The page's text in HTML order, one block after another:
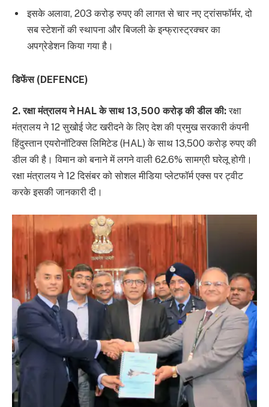
इसके अलावा, 203 करोड़ रुपए की लागत से चार नए ट्रांसफॉर्मर, दो
सब स्टेशनों की स्थापना और बिजली के इन्फ्रास्ट्रक्चर का
अपग्रेडेशन किया गया है।
डिफेंस (DEFENCE)
2. रक्षा मंत्रालय ने HAL के साथ 13,500 करोड़ की डील की:रक्षा
मंत्रालय ने 12 सुखोई जेट खरीदने के लिए देश की प्रमुख सरकारी कंपनी
हिंदुस्तान एयरोनॉटिक्स लिमिटेड (HAL) के साथ 13,500 करोड़ रुपए की
डील की है। विमान को बनाने में लगने वाली 62.6% सामग्री घरेलू होगी।
रक्षा मंत्रालय ने 12 दिसंबर को सोशल मीडिया प्लेटफॉर्म एक्स पर ट्वीट
करके इसकी जानकारी दी।